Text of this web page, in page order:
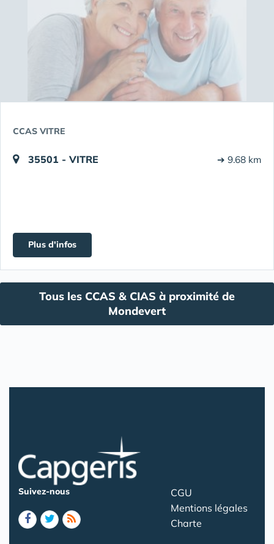
CCAS VITRE
35501 - VITRE ➔ 9.68 km
Plus d'infos
Tous les CCAS & CIAS à proximité de
Mondevert
Suivez-nous
CGU
Mentions légales
Charte